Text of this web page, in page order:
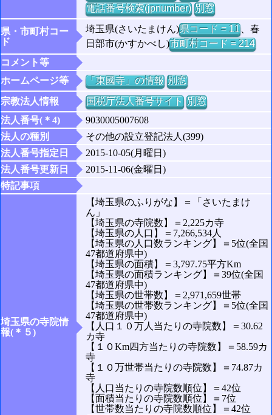
電話番号検索(jpnumber) 別窓
県・市町村コー
ド
埼玉県(さいたまけん)県コード = 11、春
日部市(かすかべし)市町村コード = 214
コメント等
ホームページ等
「東國寺」の情報 別窓
宗教法人情報
国税庁法人番号サイト 別窓
法人番号(＊4)
9030005007608
法人の種別
その他の設立登記法人(399)
法人番号指定日
2015-10-05(月曜日)
法人番号更新日
2015-11-06(金曜日)
特記事項
埼玉県の寺院情
報(＊５)
【埼玉県のふりがな】＝「さいたまけ
ん」
【埼玉県の寺院数】＝2,225カ寺
【埼玉県の人口】＝7,266,534人
【埼玉県の人口数ランキング】＝5位(全国
47都道府県中)
【埼玉県の面積】＝3,797.75平方Km
【埼玉県の面積ランキング】＝39位(全国
47都道府県中)
【埼玉県の世帯数】＝2,971,659世帯
【埼玉県の世帯数ランキング】＝5位(全国
47都道府県中)
【人口１０万人当たりの寺院数】＝30.62
カ寺
【１０Km四方当たりの寺院数】＝58.59カ
寺
【１０万世帯当たりの寺院数】＝74.87カ
寺
【人口当たりの寺院数順位】＝42位
【面積当たりの寺院数順位】＝7位
【世帯数当たりの寺院数順位】＝42位